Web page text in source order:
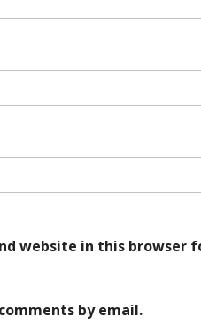
website in this browser
by email.